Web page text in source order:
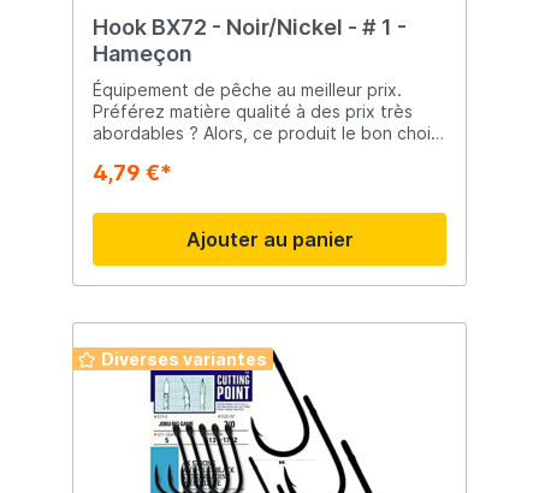
Hook BX72 - Noir/Nickel - # 1 -
Hameçon
Équipement de pêche au meilleur prix.
Préférez matière qualité à des prix très
abordables ? Alors, ce produit le bon choix
meilleures offres ? Sur notre page les
les offres actuelles sur notre site web ! Là,
vous pouvez profiter de rabais de gros ou
de prix rayés. En bref, là vous avez la
garantie d'avoir plus pour votre argent.
4,79 €*
Ajouter au panier
Diverses variantes